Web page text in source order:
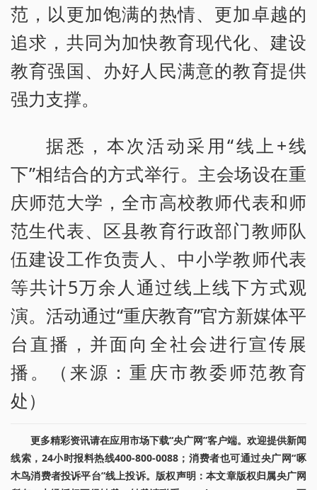
范，以更加饱满的热情、更加卓越的
追求，共同为加快教育现代化、建设
教育强国、办好人民满意的教育提供
强力支撑。
据悉，本次活动采用“线上+线
下”相结合的方式举行。主会场设在重
庆师范大学，全市高校教师代表和师
范生代表、区县教育行政部门教师队
伍建设工作负责人、中小学教师代表
等共计5万余人通过线上线下方式观
演。活动通过“重庆教育”官方新媒体平
台直播，并面向全社会进行宣传展
播。（来源：重庆市教委师范教育
处）
更多精彩资讯请在应用市场下载“央广网”客户端。欢迎提供新闻
线索，24小时报料热线400-800-0088；消费者也可通过央广网“啄
木鸟消费者投诉平台”线上投诉。版权声明：本文章版权归属央广网